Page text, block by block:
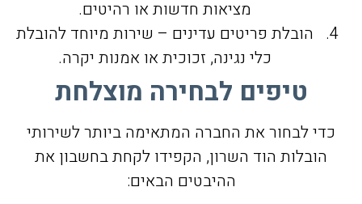
מציאות חדשות או רהיטים.
הובלת פריטים עדינים – שירות מיוחד להובלת
כלי נגינה, זכוכית או אמנות יקרה.
טיפים לבחירה מוצלחת
כדי לבחור את החברה המתאימה ביותר לשירותי
הובלות הוד השרון, הקפידו לקחת בחשבון את
ההיבטים הבאים: